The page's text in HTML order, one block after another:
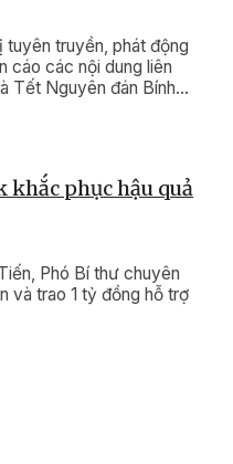
truyền, phát động
cáo các nội dung liên
Tết Nguyên đán Bính
phục hậu quả
Phó Bí thư chuyên
và trao 1 tỷ đồng hỗ trợ